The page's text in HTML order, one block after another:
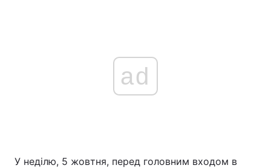
ad
У неділю, 5 жовтня, перед головним входом в